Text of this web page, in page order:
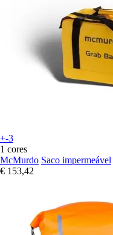
+-3
1 cores
McMurdo Saco impermeável
€ 153,42